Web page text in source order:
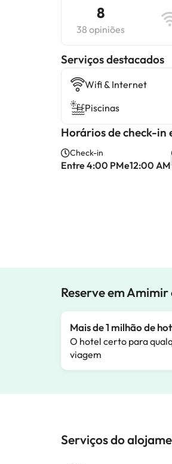
8
38 opiniões
Serviços destacados
Wifi & Internet
Piscinas
Horários de check-in
Check-in
Entre 4:00 PMe12:00 AM
Reserve em
Mais de 1 milhão de
O hotel certo para
viagem
Serviços do